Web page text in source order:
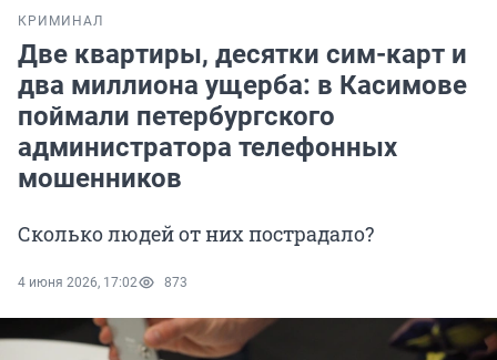
КРИМИНАЛ
Две квартиры, десятки сим-карт и
два миллиона ущерба: в Касимове
поймали петербургского
администратора телефонных
мошенников
Сколько людей от них пострадало?
4 июня 2026, 17:02 873